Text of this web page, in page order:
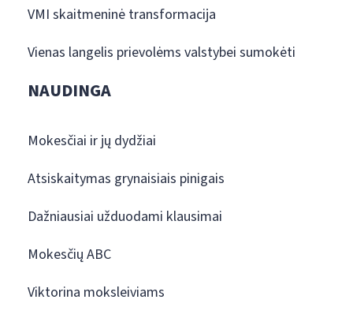
VMI skaitmeninė transformacija
Vienas langelis prievolėms valstybei sumokėti
NAUDINGA
Mokesčiai ir jų dydžiai
Atsiskaitymas grynaisiais pinigais
Dažniausiai užduodami klausimai
Mokesčių ABC
Viktorina moksleiviams